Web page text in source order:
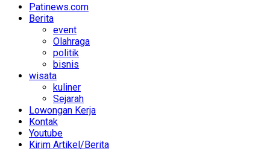
Patinews.com
Berita
event
Olahraga
politik
bisnis
wisata
kuliner
Sejarah
Lowongan Kerja
Kontak
Youtube
Kirim Artikel/Berita